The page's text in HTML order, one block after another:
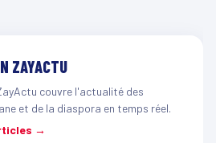
ZAYACTU
couvre l'actualité des
et de la diaspora en temps réel.
→